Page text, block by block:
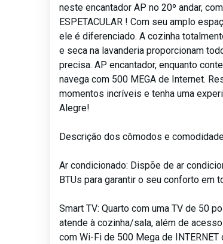
neste encantador AP no 20º andar,
ESPETACULAR ! Com seu amplo
ele é diferenciado. A cozinha
e seca na lavanderia proporcionam
precisa. AP encantador, enquanto
navega com 500 MEGA de Internet.
momentos incríveis e tenha uma
Alegre!
Descrição dos cômodos e
Ar condicionado: Dispõe de ar
BTUs para garantir o seu conforto em
Smart TV: Quarto com uma TV de 50
atende à cozinha/sala, além de
com Wi-Fi de 500 Mega de INTERNET